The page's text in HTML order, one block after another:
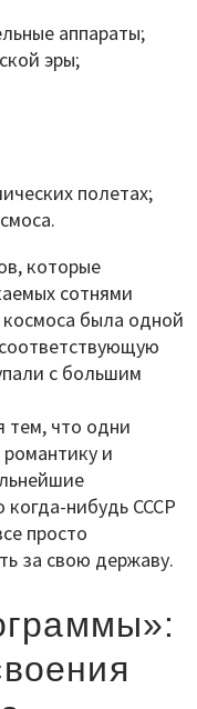
аппараты;
эры;
полетах;
которые
сотнями
была одной
с большим
тем, что одни
и
когда-нибудь СССР
просто
за свою державу.